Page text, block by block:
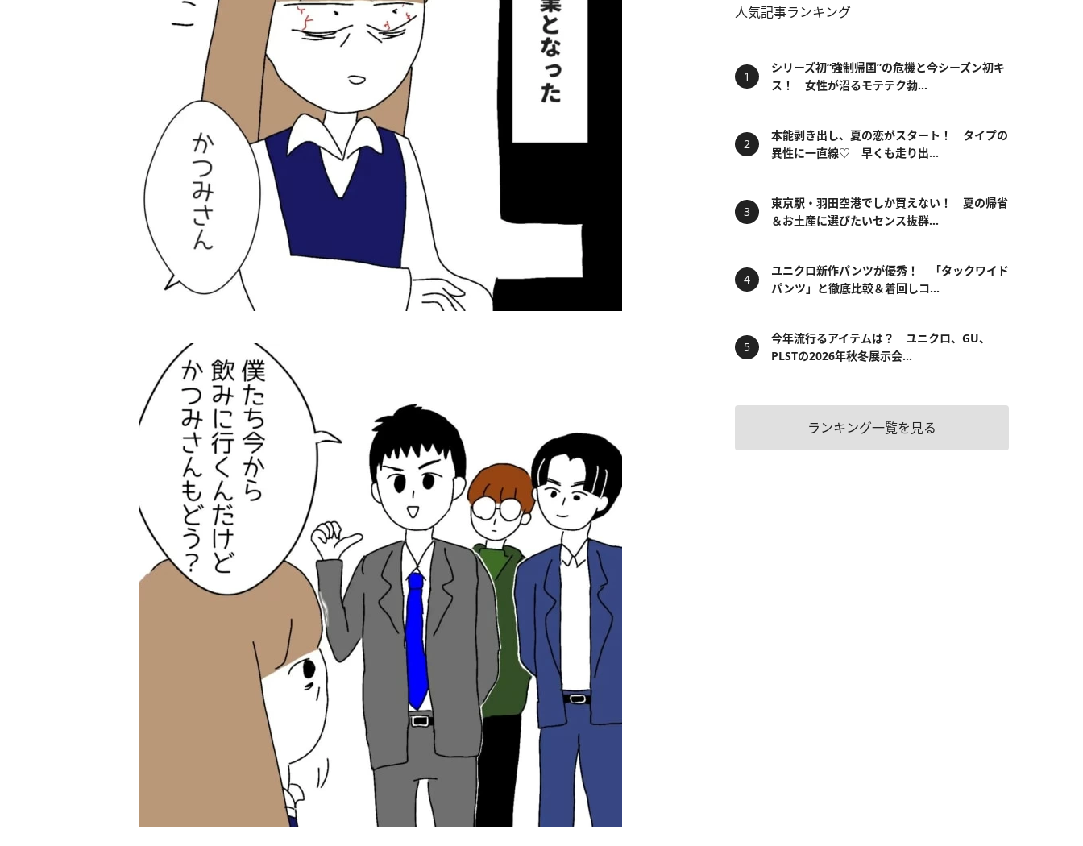
人気記事ランキング
シリーズ初“強制帰国”の危機と今シーズン初キ
ス！ 女性が沼るモテテク勃...
本能剥き出し、夏の恋がスタート！ タイプの
異性に一直線♡ 早くも走り出...
東京駅・羽田空港でしか買えない！ 夏の帰省
＆お土産に選びたいセンス抜群...
ユニクロ新作パンツが優秀！ 「タックワイド
パンツ」と徹底比較＆着回しコ...
今年流行るアイテムは？ ユニクロ、GU、
PLSTの2026年秋冬展示会...
ランキング一覧を見る